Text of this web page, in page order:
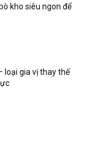
kho siêu ngon để
loại gia vị thay thế